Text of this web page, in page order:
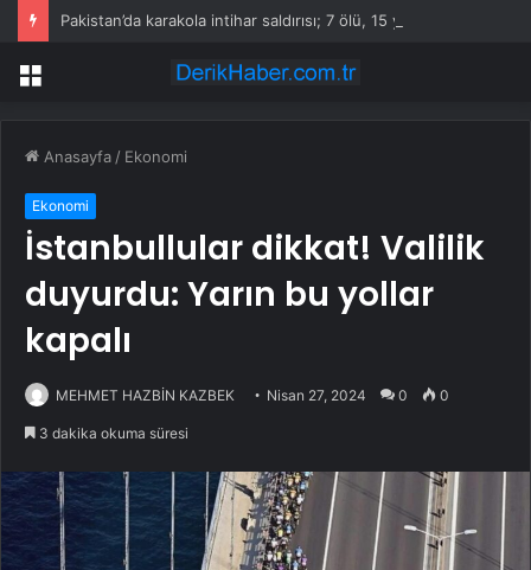
Pakistan’da karakola intihar saldırısı; 7 ölü, 15 yaralı
Menü
Anasayfa / Ekonomi
Ekonomi
İstanbullular dikkat! Valilik
duyurdu: Yarın bu yollar
kapalı
MEHMET HAZBİN KAZBEK Nisan 27, 2024 0 0
3 dakika okuma süresi